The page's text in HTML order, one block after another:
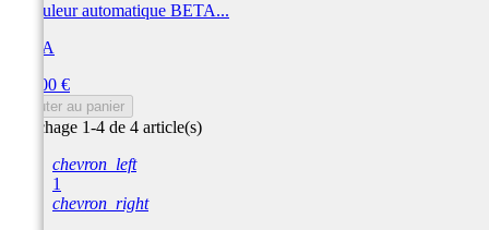
Enrouleur automatique BETA...
BETA
195,00 €
Ajouter au panier
Affichage 1-4 de 4 article(s)
chevron_left
1
chevron_right